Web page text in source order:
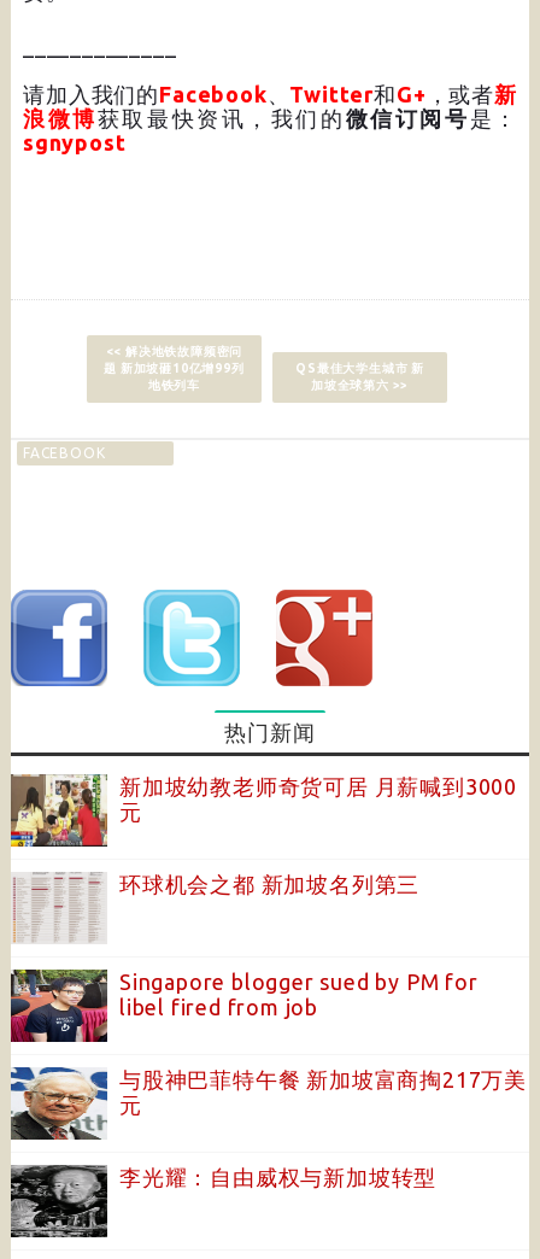
请加入我们的Facebook Twitter和G+ ，或者新
浪微博获取最快资讯，我们的 微信订阅号 是：
sgnypost
<< 解决地铁故障频密问
题 新加坡砸10亿增99列
地铁列车
QS最佳大学生城市 新
加坡全球第六 >>
FACEBOOK
热门新闻
新加坡幼教老师奇货可居 月薪喊到3000
元
环球机会之都 新加坡名列第三
Singapore blogger sued by PM for
libel fired from job
与股神巴菲特午餐 新加坡富商掏217万美
元
李光耀：自由威权与新加坡转型